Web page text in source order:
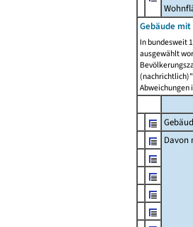
Gebäude
In bundesweit
ausgewählt
Abweichungen
Davon